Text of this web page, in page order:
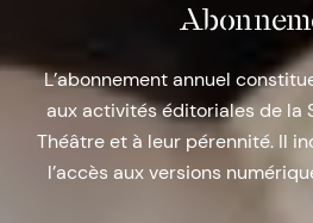
L’abonnement annuel
aux activités éditoriales de la
Théâtre et à leur pérennité. Il
l’accès aux versions